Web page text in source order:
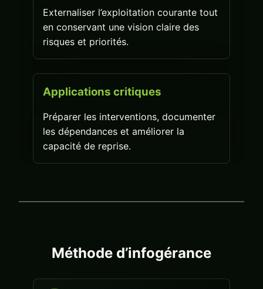
Externaliser l’exploitation courante tout
en conservant une vision claire des
risques et priorités.
Applications critiques
Préparer les interventions, documenter
les dépendances et améliorer la
capacité de reprise.
Méthode d’infogérance